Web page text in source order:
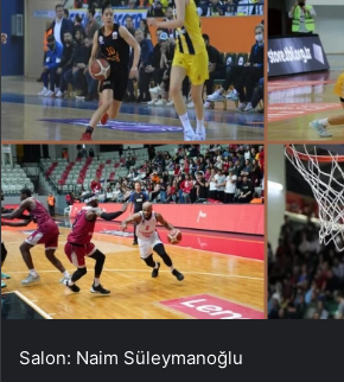
Salon: Naim Süleymanoğlu